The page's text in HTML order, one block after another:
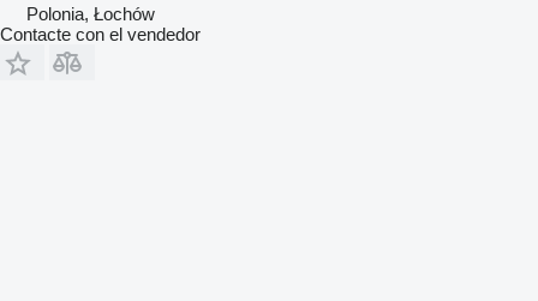
Polonia, Łochów
Contacte con el vendedor